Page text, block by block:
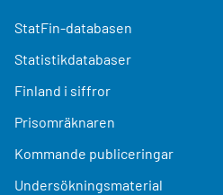
StatFin-databasen
Statistikdatabaser
Finland i siffror
Prisomräknaren
Kommande publiceringar
Undersökningsmaterial